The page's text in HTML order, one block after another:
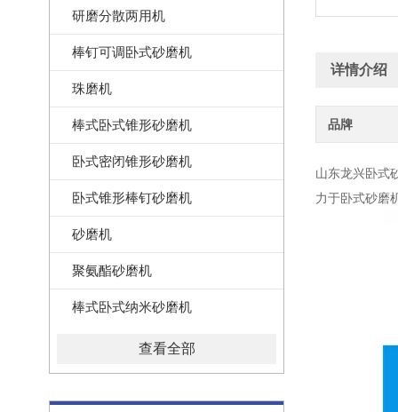
研磨分散两用机
棒钉可调卧式砂磨机
珠磨机
棒式卧式锥形砂磨机
卧式密闭锥形砂磨机
卧式锥形棒钉砂磨机
砂磨机
聚氨酯砂磨机
棒式卧式纳米砂磨机
查看全部
详情介绍
品牌
山东龙兴卧式
力于卧式砂磨